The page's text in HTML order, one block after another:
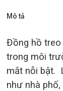
Mô tả
Đồng hồ treo
trong môi
mắt nỗi bật.
như nhà